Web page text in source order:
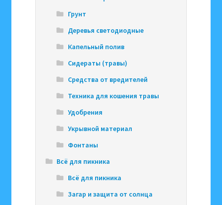
Грунт
Деревья светодиодные
Капельный полив
Сидераты (травы)
Средства от вредителей
Техника для кошения травы
Удобрения
Укрывной материал
Фонтаны
Всё для пикника
Всё для пикника
Загар и защита от солнца